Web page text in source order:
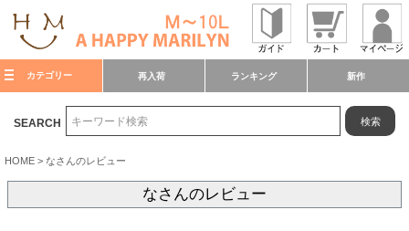
カテゴリー 再入荷 ランキング 新作
SEARCH 検索
HOME なさんのレビュー
なさんのレビュー